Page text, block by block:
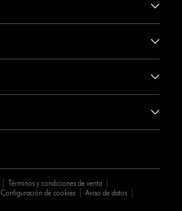
Términos y condiciones de venta
Configuración de cookies
Aviso de datos